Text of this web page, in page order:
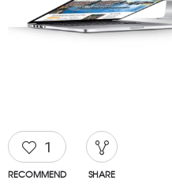
1
RECOMMEND SHARE